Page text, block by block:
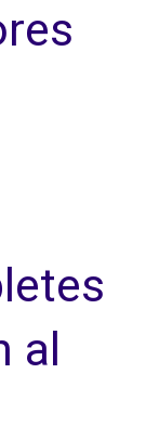
al